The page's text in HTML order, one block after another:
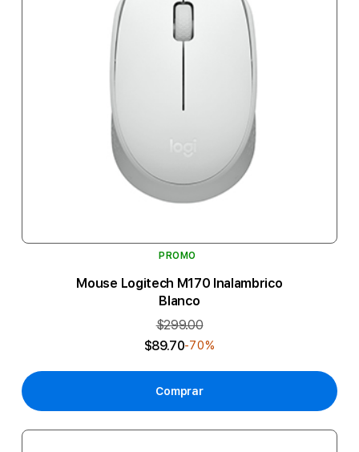
PROMO
Mouse Logitech M170 Inalambrico
Blanco
$299.00
$89.70-70%
Comprar